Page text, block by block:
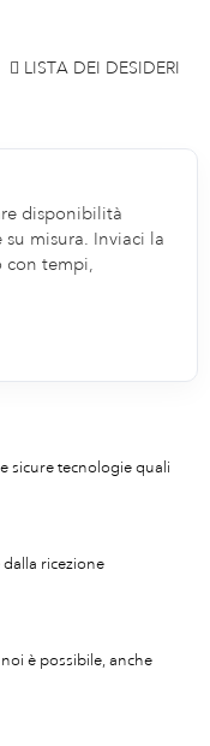
LISTA DEI DESIDERI
disponibilità
misura. Inviaci la
con tempi,
sicure tecnologie quali
ricezione
è possibile, anche